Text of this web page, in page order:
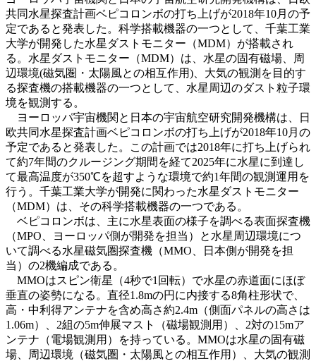
共同水星探査計画ベピコロンボの打ち上げが2018年10月の予
定であると発表した。科学搭載機器の一つとして、千葉工業
大学が開発した水星ダストモニター（MDM）が搭載され
る。水星ダストモニター（MDM）は、水星の固有磁場、周
辺環境(磁気圏・太陽風との相互作用)、大気の観測を目的す
る探査機の搭載機器の一つとして、水星周辺のダスト粒子環
境を観測する。
ヨーロッパ宇宙機関と日本の宇宙航空研究開発機構は、日
欧共同水星探査計画ベピコロンボの打ち上げが2018年10月の
予定であると発表した。この計画では2018年に打ち上げられ
て約7年間のクルージング期間を経て2025年に水星に到達し
て最高温度が350℃を超すような環境で約1年間の観測運用を
行う。千葉工業大学が開発に関わった水星ダストモニター
（MDM）は、その科学搭載機器の一つである。
ベピコロンボは、主に水星表面の様子を調べる表面探査機
（MPO、ヨーロッパ側が開発を担当）と水星周辺環境につ
いて調べる水星磁気圏探査機（MMO、日本側が開発を担
当）の2機編成である。
MMOはスピン衛星（4秒で1回転）で水星の赤道面にほぼ
垂直の姿勢になる。直径1.8mの円に内接する8角柱形状で、
高・中利得アンテナを含め高さ約2.4m（側面パネルの高さは
1.06m）、2組の5m伸展マスト（磁場観測用）、2対の15mア
ンテナ（電場観測用）を持っている。MMOは水星の固有磁
場、周辺環境（磁気圏・太陽風との相互作用）、大気の観測